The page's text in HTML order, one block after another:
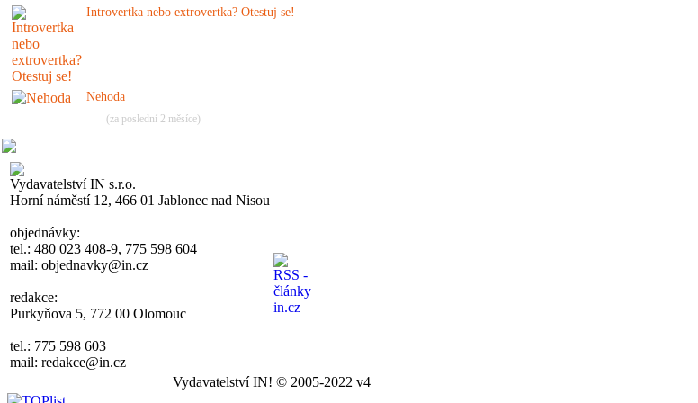
Introvertka nebo extrovertka? Otestuj se!
Nehoda
(za poslední 2 měsíce)
Vydavatelství IN s.r.o.
Horní náměstí 12, 466 01 Jablonec nad Nisou
objednávky:
tel.: 480 023 408-9, 775 598 604
mail: objednavky@in.cz
redakce:
Purkyňova 5, 772 00 Olomouc
tel.: 775 598 603
mail: redakce@in.cz
Vydavatelství IN! © 2005-2022 v4